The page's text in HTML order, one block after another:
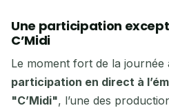
Une participation
C’Midi
Le moment fort de la journée
participation en direct à
"C’Midi", l’une des